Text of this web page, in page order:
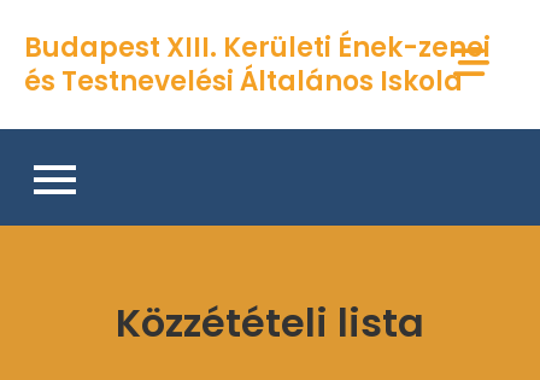
content
Budapest XIII. Kerületi Ének-zenei
és Testnevelési Általános Iskola
Közzétételi lista